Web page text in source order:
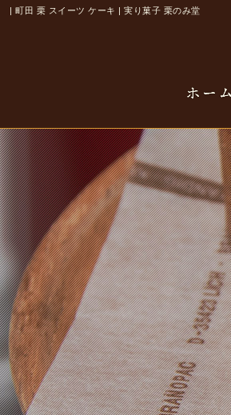
| 町田 栗 スイーツ ケーキ | 実り菓子 栗のみ堂